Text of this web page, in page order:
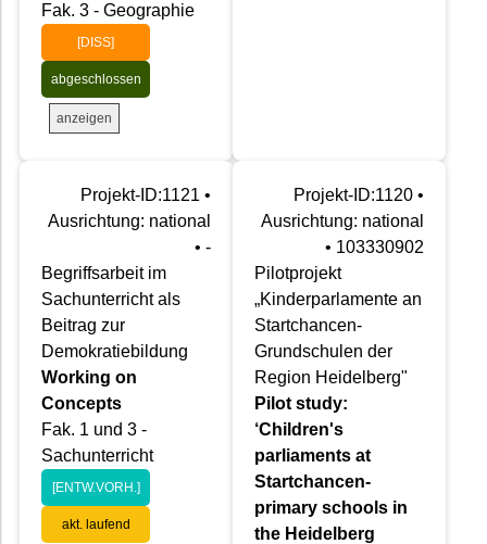
Fak. 3 - Geographie
[DISS]
abgeschlossen
anzeigen
Projekt-ID:1121 •
Ausrichtung: national
• -
Begriffsarbeit im
Sachunterricht als
Beitrag zur
Demokratiebildung
Working on
Concepts
Fak. 1 und 3 -
Sachunterricht
[ENTW.VORH.]
akt. laufend
Projekt-ID:1120 •
Ausrichtung: national
• 103330902
Pilotprojekt
„Kinderparlamente an
Startchancen-
Grundschulen der
Region Heidelberg"
Pilot study:
‘Children's
parliaments at
Startchancen-
primary schools in
the Heidelberg